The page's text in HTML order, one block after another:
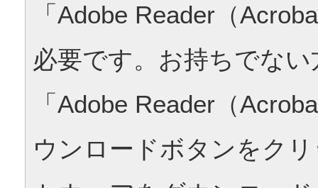
「Adobe Reader（
必要です。お持ちでな
「Adobe Reader（
ウンロードボタンをク